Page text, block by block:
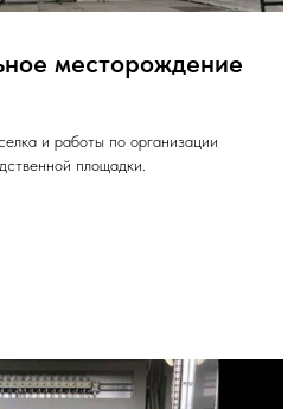
месторождение
и работы по организации
площадки.